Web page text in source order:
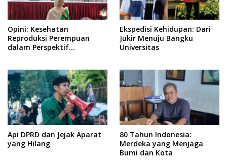
Opini: Kesehatan
Reproduksi Perempuan
dalam Perspektif
Ekspedisi Kehidupan: Dari
Jukir Menuju Bangku
Universitas
Api DPRD dan Jejak Aparat
yang Hilang
80 Tahun Indonesia:
Merdeka yang Menjaga
Bumi dan Kota